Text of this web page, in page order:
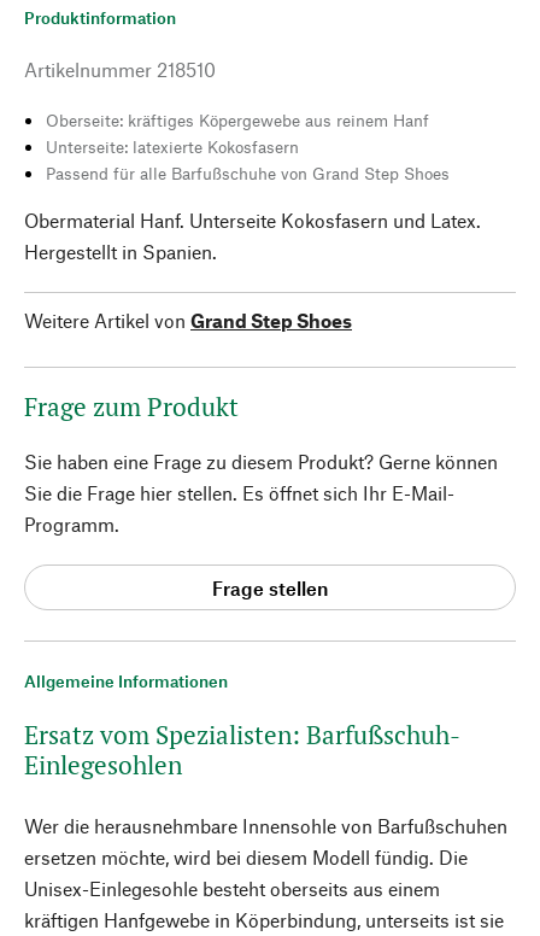
Allgemeine Informationen
Ersatz vom Spezialisten: Barfußschuh-
Einlegesohlen
Wer die herausnehmbare Innensohle von Barfußschuhen
ersetzen möchte, wird bei diesem Modell fündig. Die
Unisex-Einlegesohle besteht oberseits aus einem
kräftigen Hanfgewebe in Köperbindung, unterseits ist sie
Produktinformation
Artikelnummer 218510
Oberseite: kräftiges Köpergewebe aus reinem Hanf
Unterseite: latexierte Kokosfasern
Passend für alle Barfußschuhe von Grand Step Shoes
Obermaterial Hanf. Unterseite Kokosfasern und Latex.
Hergestellt in Spanien.
Weitere Artikel von Grand Step Shoes
Frage zum Produkt
Sie haben eine Frage zu diesem Produkt? Gerne können
Sie die Frage hier stellen. Es öffnet sich Ihr E-Mail-
Programm.
Frage stellen